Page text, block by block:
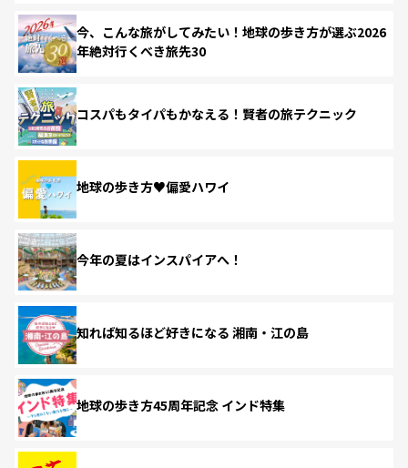
今、こんな旅がしてみたい！地球の歩き方が選ぶ2026
年絶対行くべき旅先30
コスパもタイパもかなえる！賢者の旅テクニック
地球の歩き方♥偏愛ハワイ
今年の夏はインスパイアへ！
知れば知るほど好きになる 湘南・江の島
地球の歩き方45周年記念 インド特集